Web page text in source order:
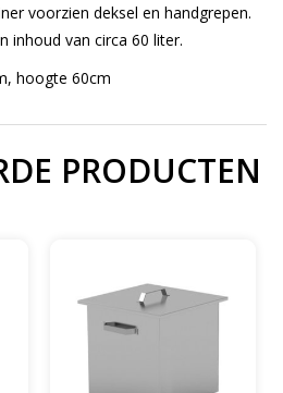
voorzien deksel en handgrepen.
inhoud van circa 60 liter.
hoogte 60cm
PRODUCTEN